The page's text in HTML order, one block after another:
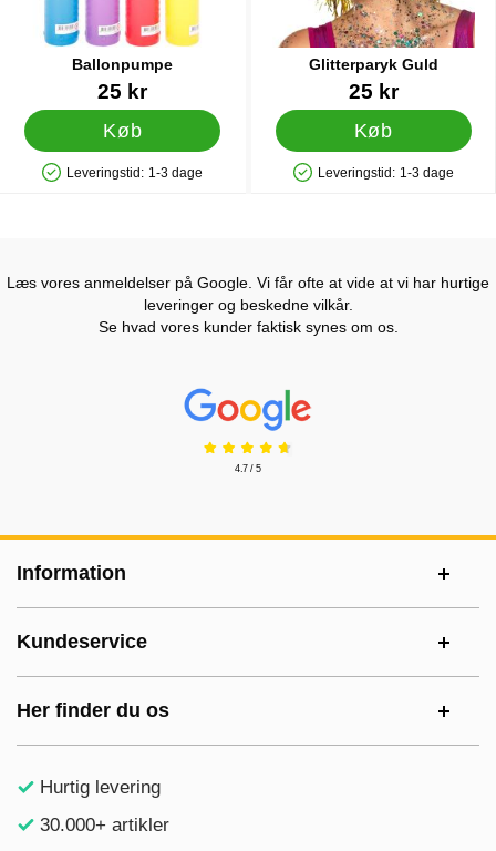
Ballonpumpe
25 kr
Køb
Produkttilgængelighed: På lager
Leveringstid: 1-3 dage
Glitterparyk Guld
Varenr 4049825 kr
Køb
Produkttilgængelighed: På lager
Leveringstid: 1-3 dage
Læs vores anmeldelser på Google. Vi får ofte at vide at vi har hurtige
leveringer og beskedne vilkår.
Se hvad vores kunder faktisk synes om os.
Prisjakt Anmeldelser: 4.7 Stjerne
4.7 / 5
Information
Kundeservice
Her finder du os
Hurtig levering
30.000+ artikler